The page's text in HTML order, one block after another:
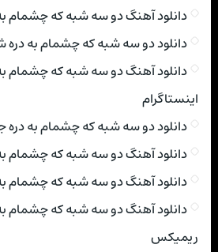
دانلود آهنگ دو سه شبه که چشمام
دانلود دو سه شبه که چشمام به دره
دانلود آهنگ دو سه شبه که چشمام
اینستاگرام
دانلود دو سه شبه که چشمام به
دانلود آهنگ دو سه شبه که چشمام
دانلود آهنگ دو سه شبه که چشمام
دانلود آهنگ دو سه شبه که چشمام
ریمیکس